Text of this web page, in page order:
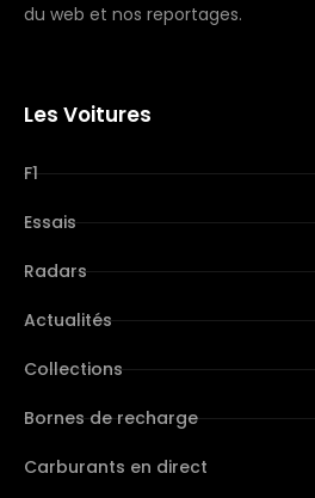
du web et nos reportages.
Les Voitures
F1
Essais
Radars
Actualités
Collections
Bornes de recharge
Carburants en direct